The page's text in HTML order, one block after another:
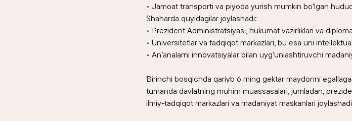
• Jamoat transporti va piyoda yurish mumkin bo‘lgan
Shaharda quyidagilar joylashadi:
• Prezident Administratsiyasi, hukumat vazirliklari va
• Universitetlar va tadqiqot markazlari, bu esa uni
• An’analarni innovatsiyalar bilan uyg‘unlashtiruvchi
Birinchi bosqichda qariyb 6 ming gektar maydonni
tumanda davlatning muhim muassasalari, jumladan,
ilmiy-tadqiqot markazlari va madaniyat maskanlari